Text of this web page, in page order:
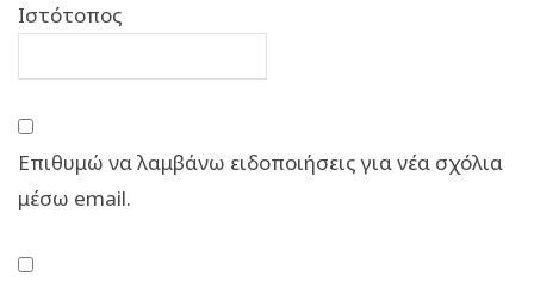
Ιστότοπος
Επιθυμώ να λαμβάνω ειδοποιήσεις για νέα σχόλια
μέσω email.